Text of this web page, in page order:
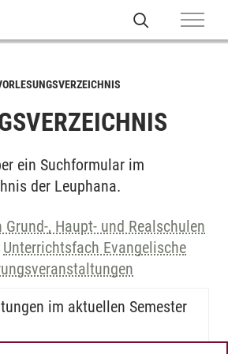
ein Suchformular im
der Leuphana.
Grund-, Haupt- und Realschulen
Unterrichtsfach Evangelische
im aktuellen Semester